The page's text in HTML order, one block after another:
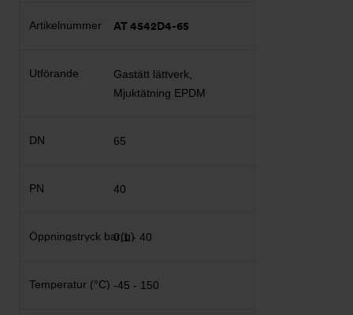
AT 4542D4-65
Gastätt lättverk,
Mjuktätning EPDM
65
40
0,1 - 40
-45 - 150